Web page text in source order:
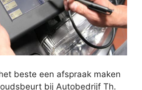
beste een afspraak maken
bij Autobedrijf Th.